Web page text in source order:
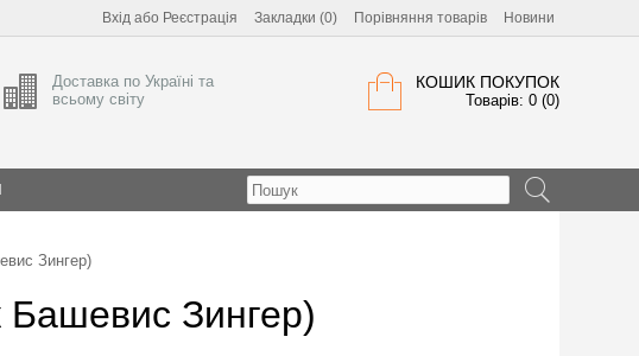
Вхід або Реєстрація Закладки (0) Порівняння товарів Новини
КОШИК ПОКУПОК
Товарів: 0 (0)
Доставка по Україні та
всьому світу
Зингер)
Башевис Зингер)